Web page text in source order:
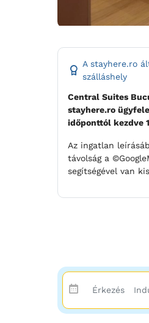
A stayhere.ro
szálláshely
Central Suites
stayhere.ro
időponttól kezdve
Az ingatlan
távolság a
segítségével van